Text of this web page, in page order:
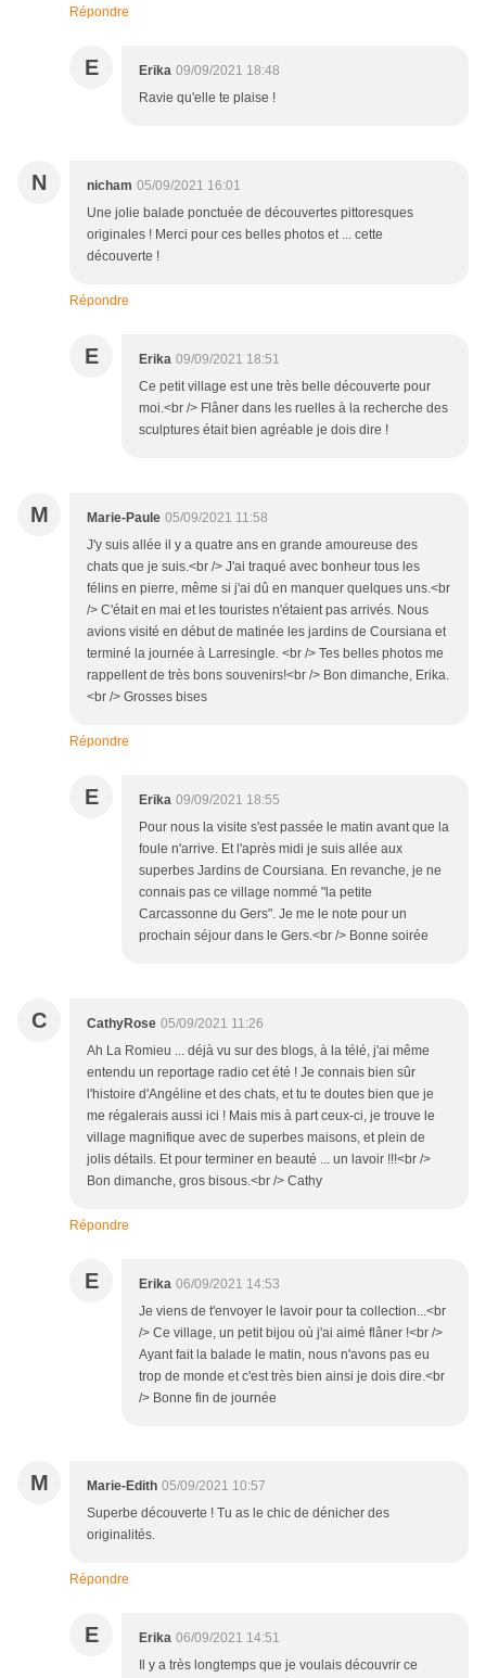
Répondre
E Erika 09/09/2021 18:48
Ravie qu'elle te plaise !
N nicham 05/09/2021 16:01
Une jolie balade ponctuée de découvertes pittoresques
originales ! Merci pour ces belles photos et ... cette
découverte !
Répondre
E Erika 09/09/2021 18:51
Ce petit village est une très belle découverte pour
moi.<br /> Flâner dans les ruelles à la recherche des
sculptures était bien agréable je dois dire !
M Marie-Paule 05/09/2021 11:58
J'y suis allée il y a quatre ans en grande amoureuse des
chats que je suis.<br /> J'ai traqué avec bonheur tous les
félins en pierre, même si j'ai dû en manquer quelques uns.<br
/> C'était en mai et les touristes n'étaient pas arrivés. Nous
avions visité en début de matinée les jardins de Coursiana et
terminé la journée à Larresingle. <br /> Tes belles photos me
rappellent de très bons souvenirs!<br /> Bon dimanche, Erika.
<br /> Grosses bises
Répondre
E Erika 09/09/2021 18:55
Pour nous la visite s'est passée le matin avant que la
foule n'arrive. Et l'après midi je suis allée aux
superbes Jardins de Coursiana. En revanche, je ne
connais pas ce village nommé "la petite
Carcassonne du Gers". Je me le note pour un
prochain séjour dans le Gers.<br /> Bonne soirée
C CathyRose 05/09/2021 11:26
Ah La Romieu ... déjà vu sur des blogs, à la télé, j'ai même
entendu un reportage radio cet été ! Je connais bien sûr
l'histoire d'Angéline et des chats, et tu te doutes bien que je
me régalerais aussi ici ! Mais mis à part ceux-ci, je trouve le
village magnifique avec de superbes maisons, et plein de
jolis détails. Et pour terminer en beauté ... un lavoir !!!<br />
Bon dimanche, gros bisous.<br /> Cathy
Répondre
E Erika 06/09/2021 14:53
Je viens de t'envoyer le lavoir pour ta collection...<br
/> Ce village, un petit bijou où j'ai aimé flâner !<br />
Ayant fait la balade le matin, nous n'avons pas eu
trop de monde et c'est très bien ainsi je dois dire.<br
/> Bonne fin de journée
M Marie-Edith 05/09/2021 10:57
Superbe découverte ! Tu as le chic de dénicher des
originalités.
Répondre
E Erika 06/09/2021 14:51
Il y a très longtemps que je voulais découvrir ce